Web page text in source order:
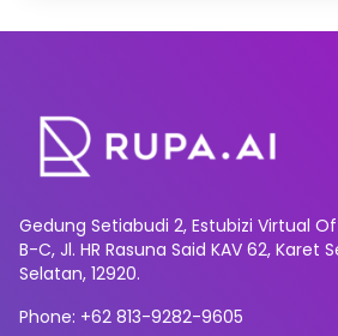
Gedung Setiabudi 2, Estubizi Virtual
B-C, Jl. HR Rasuna Said KAV 62, Karet
Selatan, 12920.
Phone: +62 813-9282-9605